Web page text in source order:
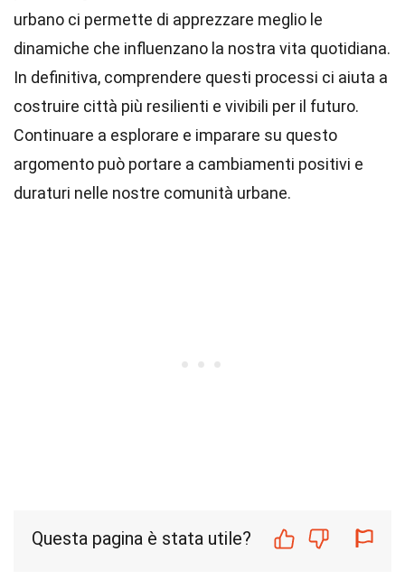
urbano ci permette di apprezzare meglio le
dinamiche che influenzano la nostra vita quotidiana.
In definitiva, comprendere questi processi ci aiuta a
costruire città più resilienti e vivibili per il futuro.
Continuare a esplorare e imparare su questo
argomento può portare a cambiamenti positivi e
duraturi nelle nostre comunità urbane.
Questa pagina è stata utile?